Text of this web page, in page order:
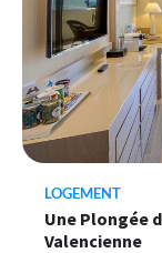
LOGEMENT
Une Plongée
Valencienne